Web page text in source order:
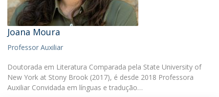
Joana Moura
Professor Auxiliar
Doutorada em Literatura Comparada pela State University of
New York at Stony Brook (2017), é desde 2018 Professora
Auxiliar Convidada em línguas e tradução…